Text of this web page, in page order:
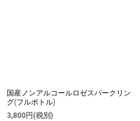
国産ノンアルコールロゼスパークリン
グ(フルボトル)
3,800円 (税別)